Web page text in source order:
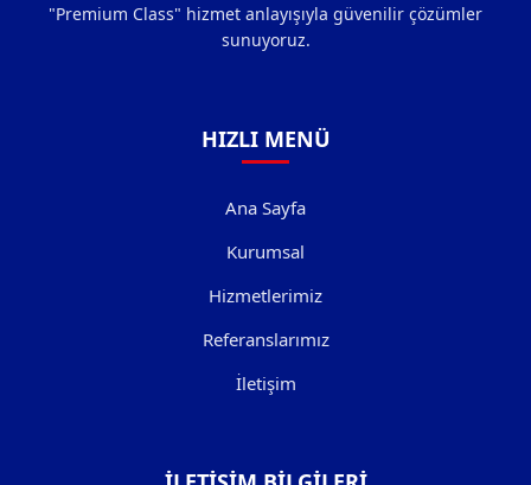
"Premium Class" hizmet anlayışıyla güvenilir çözümler
sunuyoruz.
HIZLI MENÜ
Ana Sayfa
Kurumsal
Hizmetlerimiz
Referanslarımız
İletişim